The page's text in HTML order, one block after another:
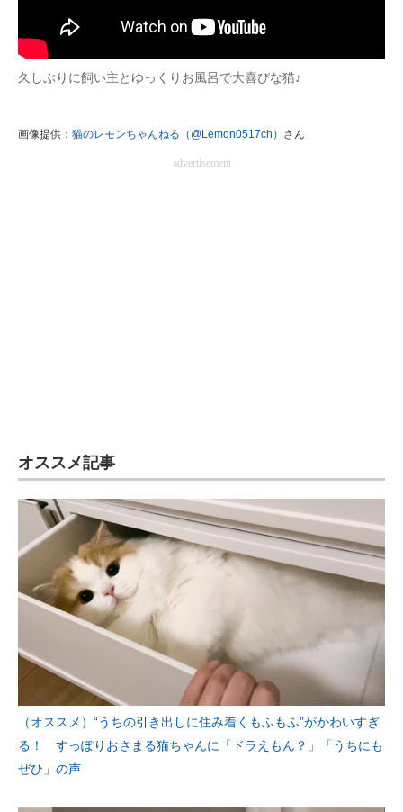
久しぶりに飼い主とゆっくりお風呂で大喜びな猫♪
画像提供： 猫のレモンちゃんねる（@Lemon0517ch） さん
advertisement
オススメ記事
（オススメ）“うちの引き出しに住み着くもふもふ”がかわいすぎ
る！ すっぽりおさまる猫ちゃんに「ドラえもん？」「うちにも
ぜひ」の声